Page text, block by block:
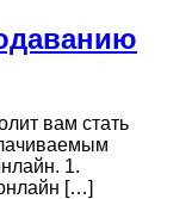
вам стать
1.
[…]